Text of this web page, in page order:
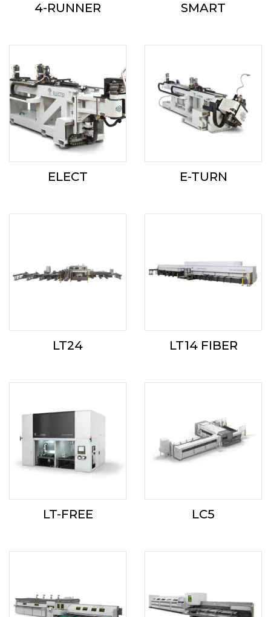
4-RUNNER SMART
ELECT E-TURN
LT24 LT14 FIBER
LT-FREE LC5